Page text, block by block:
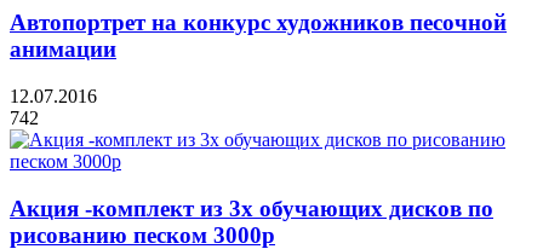
Автопортрет на конкурс художников песочной
анимации
12.07.2016
742
Акция -комплект из 3х обучающих дисков по
рисованию песком 3000р